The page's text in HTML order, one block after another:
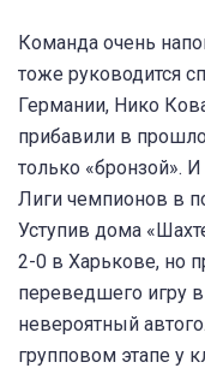
Команда очень
тоже руководится
Германии, Нико
прибавили в
только «бронзой».
Лиги чемпионов в
Уступив дома
2-0 в Харькове, но
переведшего игру
невероятный
групповом этапе у